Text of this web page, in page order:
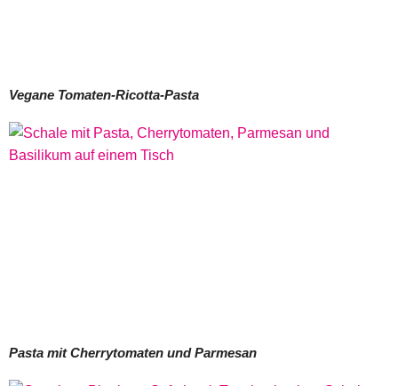
Vegane Tomaten-Ricotta-Pasta
Pasta mit Cherrytomaten und Parmesan